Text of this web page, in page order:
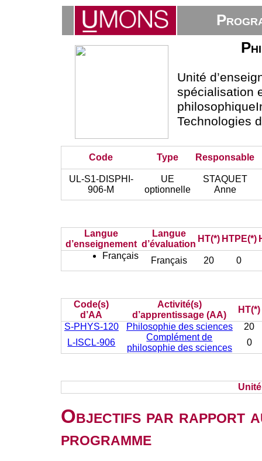
Unité
spécialisation
Technologies
Code Type Responsable
UL-S1-DISPHI-
906-M
UE
optionnelle
STAQUET
Anne
Langue
d’enseignement
Langue
d’évaluation
HT(*) HTPE(*)
Français
Français 20 0
Code(s)
d’AA
Activité(s)
d’apprentissage (AA)
HT(*)
S-PHYS-120
Philosophie des sciences
20
L-ISCL-906
Complément de
philosophie des sciences
0
Objectifs par rapport
programme